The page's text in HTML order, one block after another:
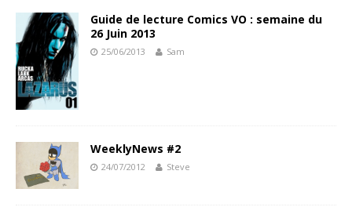
Guide de lecture Comics VO : semaine du
26 Juin 2013
25/06/2013 Sam
WeeklyNews #2
24/07/2012 Steve